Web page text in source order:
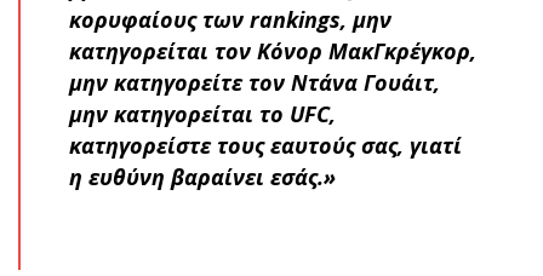
κορυφαίους των rankings, μην
κατηγορείται τον Κόνορ ΜακΓκρέγκορ,
μην κατηγορείτε τον Ντάνα Γουάιτ,
μην κατηγορείται το UFC,
κατηγορείστε τους εαυτούς σας, γιατί
η ευθύνη βαραίνει εσάς.»